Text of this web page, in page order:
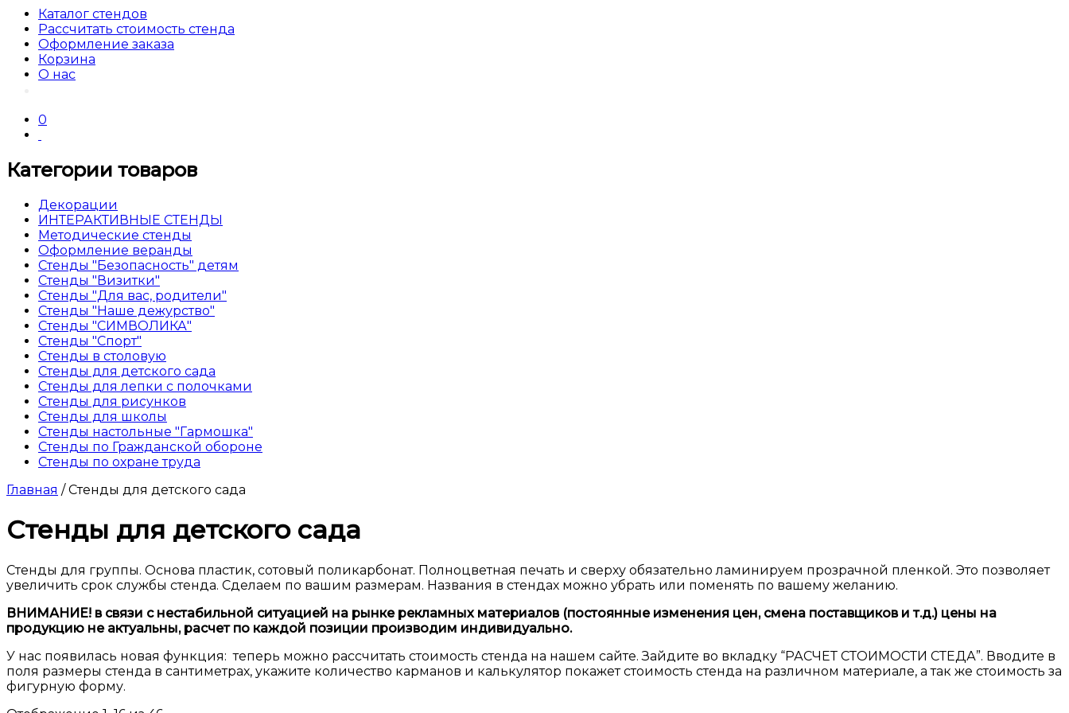
Каталог стендов
Рассчитать стоимость стенда
Оформление заказа
Корзина
О нас
0
Категории товаров
Декорации
ИНТЕРАКТИВНЫЕ СТЕНДЫ
Методические стенды
Оформление веранды
Стенды "Безопасность" детям
Стенды "Визитки"
Стенды "Для вас, родители"
Стенды "Наше дежурство"
Стенды "СИМВОЛИКА"
Стенды "Спорт"
Стенды в столовую
Стенды для детского сада
Стенды для лепки с полочками
Стенды для рисунков
Стенды для школы
Стенды настольные "Гармошка"
Стенды по Гражданской обороне
Стенды по охране труда
Главная / Стенды для детского сада
Стенды для детского сада
Стенды для группы. Основа пластик, сотовый поликарбонат. Полноцветная печать и сверху обязательно ламинируем прозрачной пленкой. Это позволяет
увеличить срок службы стенда. Сделаем по вашим размерам. Названия в стендах можно убрать или поменять по вашему желанию.
ВНИМАНИЕ! в связи с нестабильной ситуацией на рынке рекламных материалов (постоянные изменения цен, смена поставщиков и т.д.) цены на
продукцию не актуальны, расчет по каждой позиции производим индивидуально.
У нас появилась новая функция: теперь можно рассчитать стоимость стенда на нашем сайте. Зайдите во вкладку “РАСЧЕТ СТОИМОСТИ СТЕДА”. Вводите в
поля размеры стенда в сантиметрах, укажите количество карманов и калькулятор покажет стоимость стенда на различном материале, а так же стоимость за
фигурную форму.